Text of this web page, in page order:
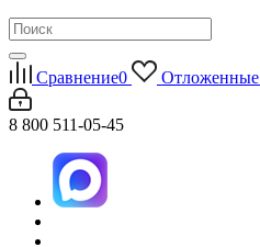
Сравнение0 Отложенные
8 800 511-05-45